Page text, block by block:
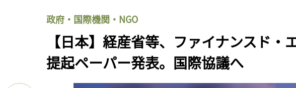
政府・国際機関・NGO
【日本】経産省等、ファイナンスド
提起ペーパー発表。国際協議へ